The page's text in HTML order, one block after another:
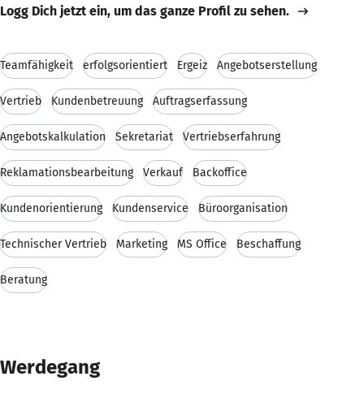
Logg Dich jetzt ein, um das ganze Profil zu sehen.
Teamfähigkeit erfolgsorientiert Ergeiz Angebotserstellung
Vertrieb Kundenbetreuung Auftragserfassung
Angebotskalkulation Sekretariat Vertriebserfahrung
Reklamationsbearbeitung Verkauf Backoffice
Kundenorientierung Kundenservice Büroorganisation
Technischer Vertrieb Marketing MS Office Beschaffung
Beratung
Werdegang